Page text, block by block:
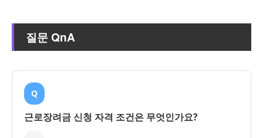
질문 QnA
Q
근로장려금 신청 자격 조건은 무엇인가요?